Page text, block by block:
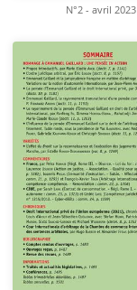
N°2 - avril 2023